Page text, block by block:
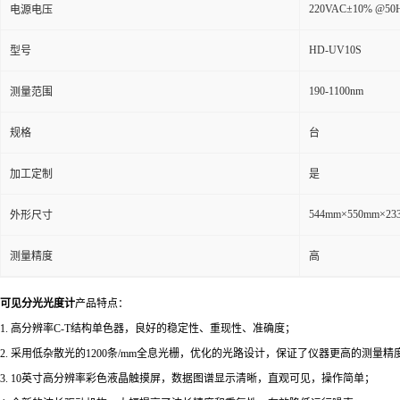
电源电压 220VAC±10%
型号 HD-UV10S
测量范围 190-1100nm
规格 台
加工定制 是
外形尺寸
测量精度 高
可见分光光度计产品特点：
1. 高分辨率C-T结构单色器，良好的稳定性、重现性、准确度；
2. 采用低杂散光的1200条/mm全息光栅，优化的光路设计，保证了仪器更高的测量精
3. 10英寸高分辨率彩色液晶触摸屏，数据图谱显示清晰，直观可见，操作简单；